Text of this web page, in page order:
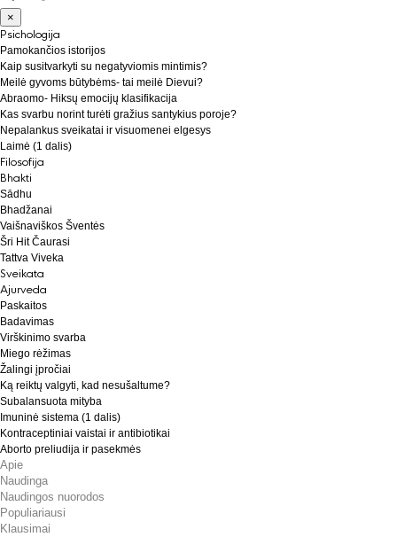
×
Psichologija
Pamokančios istorijos
Kaip susitvarkyti su negatyviomis mintimis?
Meilė gyvoms būtybėms- tai meilė Dievui?
Abraomo- Hiksų emocijų klasifikacija
Kas svarbu norint turėti gražius santykius poroje?
Nepalankus sveikatai ir visuomenei elgesys
Laimė (1 dalis)
Filosofija
Bhakti
Sādhu
Bhadžanai
Vaišnaviškos Šventės
Šri Hit Čaurasi
Tattva Viveka
Sveikata
Ajurveda
Paskaitos
Badavimas
Virškinimo svarba
Miego rėžimas
Žalingi įpročiai
Ką reiktų valgyti, kad nesušaltume?
Subalansuota mityba
Imuninė sistema (1 dalis)
Kontraceptiniai vaistai ir antibiotikai
Aborto preliudija ir pasekmės
Apie
Naudinga
Naudingos nuorodos
Populiariausi
Klausimai